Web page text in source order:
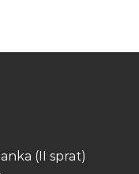
(II sprat)